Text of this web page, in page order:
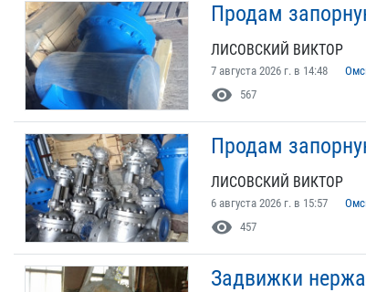
Продам
ЛИСОВСКИЙ ВИКТОР
7 августа 2026 г. в 14:48
visibility 567
Продам
ЛИСОВСКИЙ ВИКТОР
6 августа 2026 г. в 15:57
visibility 457
Задвижки